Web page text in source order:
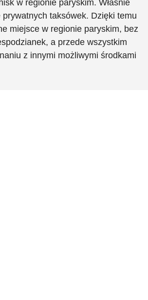
w regionie paryskim. Właśnie
taksówek. Dzięki temu
miejsce w regionie paryskim, bez
a przede wszystkim
z innymi możliwymi środkami